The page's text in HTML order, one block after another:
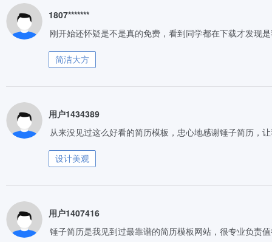
1807*******
刚开始还怀疑是不是真的免费，看到同学都在下载才发现
简洁大方
用户1434389
从来没见过这么好看的简历模板，忠心地感谢锤子简历，
设计美观
用户1407416
锤子简历是我见到过最靠谱的简历模板网站，很专业负责